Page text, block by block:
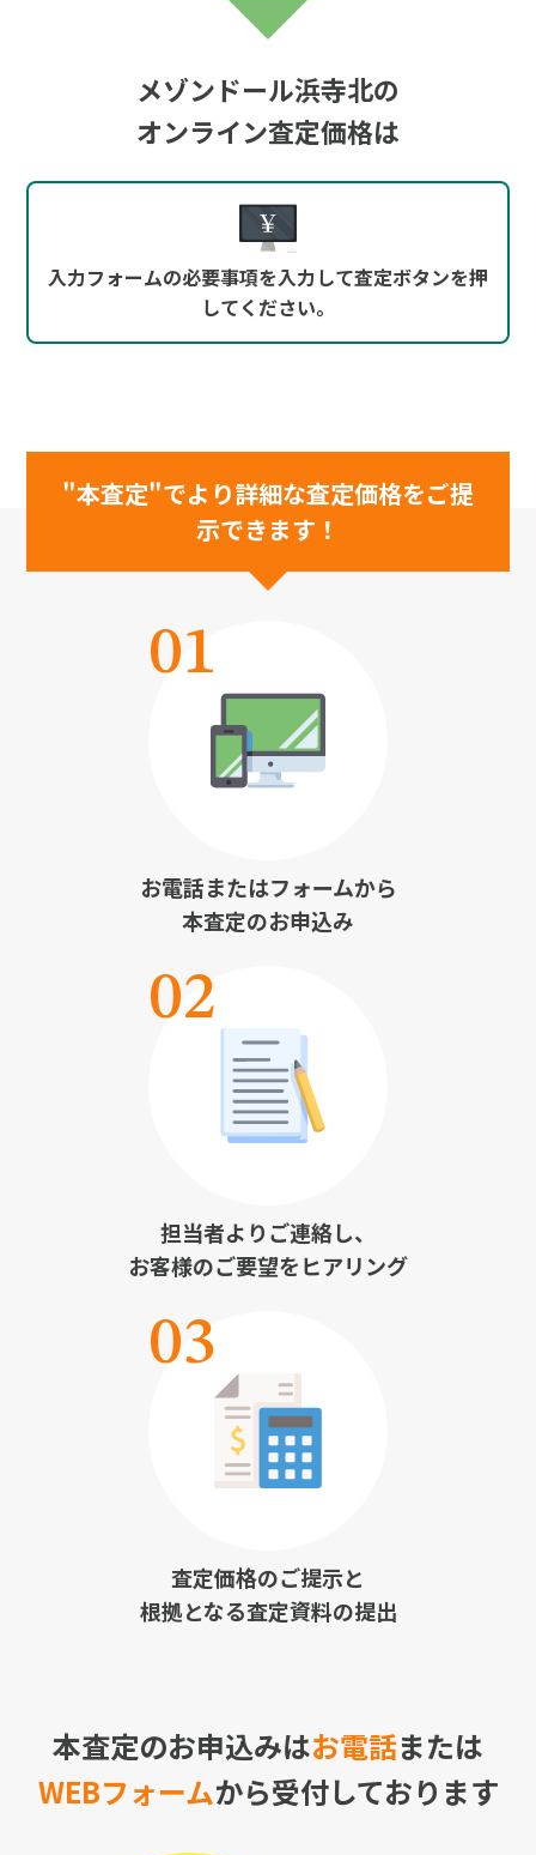
メゾンドール浜寺北の
オンライン査定価格は
"本査定"でより詳細な査定価格をご提
示できます！
お電話またはフォームから
本査定のお申込み
担当者よりご連絡し、
お客様のご要望をヒアリング
査定価格のご提示と
根拠となる査定資料の提出
本査定のお申込みはお電話または
WEBフォームから受付しております